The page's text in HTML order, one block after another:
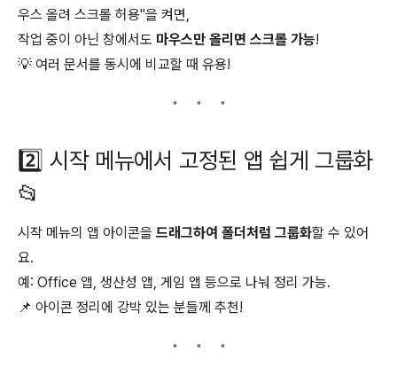
우스 올려 스크롤 허용"을 켜면,
작업 중이 아닌 창에서도 마우스만 올리면 스크롤 가능!
💡 여러 문서를 동시에 비교할 때 유용!
2️⃣ 시작 메뉴에서 고정된 앱 쉽게 그룹화
📂
시작 메뉴의 앱 아이콘을 드래그하여 폴더처럼 그룹화할 수 있어
요.
예: Office 앱, 생산성 앱, 게임 앱 등으로 나눠 정리 가능.
📌 아이콘 정리에 강박 있는 분들께 추천!